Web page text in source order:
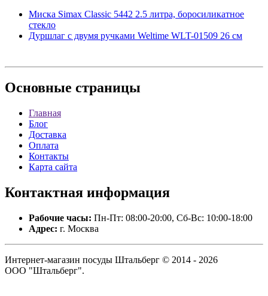
Миска Simax Classic 5442 2.5 литра, боросиликатное
стекло
Дуршлаг с двумя ручками Weltime WLT-01509 26 см
Основные страницы
Главная
Блог
Доставка
Оплата
Контакты
Карта сайта
Контактная информация
Рабочие часы: Пн-Пт: 08:00-20:00, Сб-Вс: 10:00-18:00
Адрес: г. Москва
Интернет-магазин посуды Штальберг © 2014 - 2026
ООО "Штальберг".